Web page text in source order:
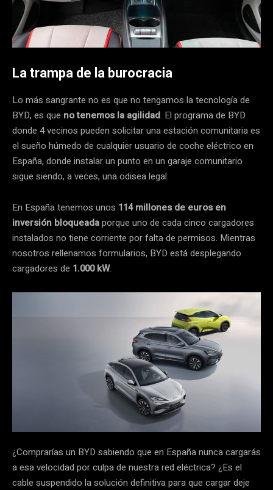
La trampa de la burocracia
Lo más sangrante no es que no tengamos la tecnología de
BYD, es que no tenemos la agilidad. El programa de BYD
donde 4 vecinos pueden solicitar una estación comunitaria es
el sueño húmedo de cualquier usuario de coche eléctrico en
España, donde instalar un punto en un garaje comunitario
sigue siendo, a veces, una odisea legal.
En España tenemos unos 114 millones de euros en
inversión bloqueadaporque uno de cada cinco cargadores
instalados no tiene corriente por falta de permisos. Mientras
nosotros rellenamos formularios, BYD está desplegando
cargadores de 1.000 kW.
¿Comprarías un BYD sabiendo que en España nunca cargarás
a esa velocidad por culpa de nuestra red eléctrica? ¿Es el
cable suspendido la solución definitiva para que cargar deje